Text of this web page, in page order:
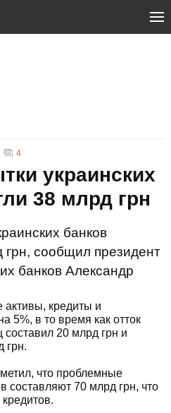
4
украинских
38 млрд грн
банков
грн, сообщил президент
банков Александр
активы, кредиты и
5%, в то время как отток
составил 20 млрд грн и
грн.
что проблемные
составляют 70 млрд грн, что